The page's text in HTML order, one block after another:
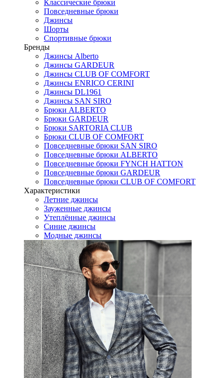
Классические брюки
Повседневные брюки
Джинсы
Шорты
Спортивные брюки
Бренды
Джинсы Alberto
Джинсы GARDEUR
Джинсы CLUB OF COMFORT
Джинсы ENRICO CERINI
Джинсы DL1961
Джинсы SAN SIRO
Брюки ALBERTO
Брюки GARDEUR
Брюки SARTORIA CLUB
Брюки CLUB OF COMFORT
Повседневные брюки SAN SIRO
Повседневные брюки ALBERTO
Повседневные брюки FYNCH HATTON
Повседневные брюки GARDEUR
Повседневные брюки CLUB OF COMFORT
Характеристики
Летние джинсы
Зауженные джинсы
Утеплённые джинсы
Синие джинсы
Модные джинсы